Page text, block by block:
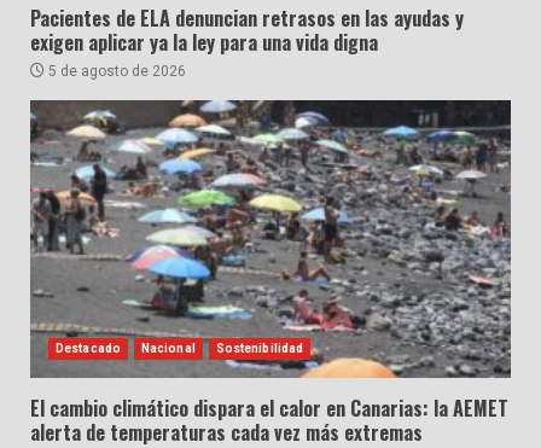
Pacientes de ELA denuncian retrasos en las ayudas y
exigen aplicar ya la ley para una vida digna
5 de agosto de 2026
Destacado Nacional Sostenibilidad
El cambio climático dispara el calor en Canarias: la AEMET
alerta de temperaturas cada vez más extremas